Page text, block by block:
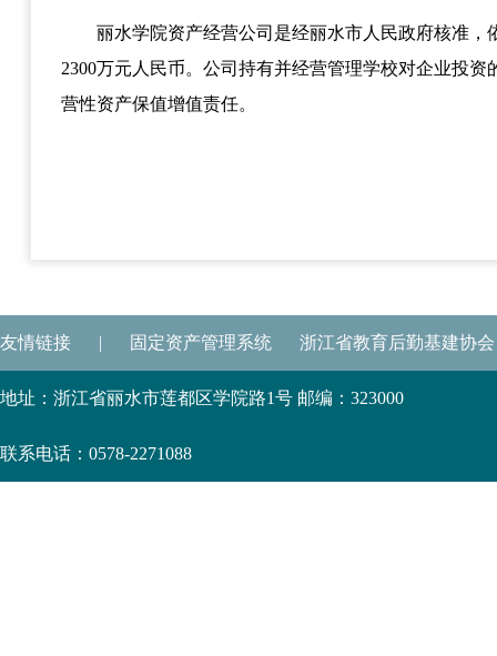
丽水学院资产经营公司是经丽水市人民政府核准
2300万元人民币。公司持有并经营管理学校对企业投
营性资产保值增值责任。
友情链接 | 固定资产管理系统 浙江省教育后勤基建协会
地址：浙江省丽水市莲都区学院路1号 邮编：323000
联系电话：0578-2271088